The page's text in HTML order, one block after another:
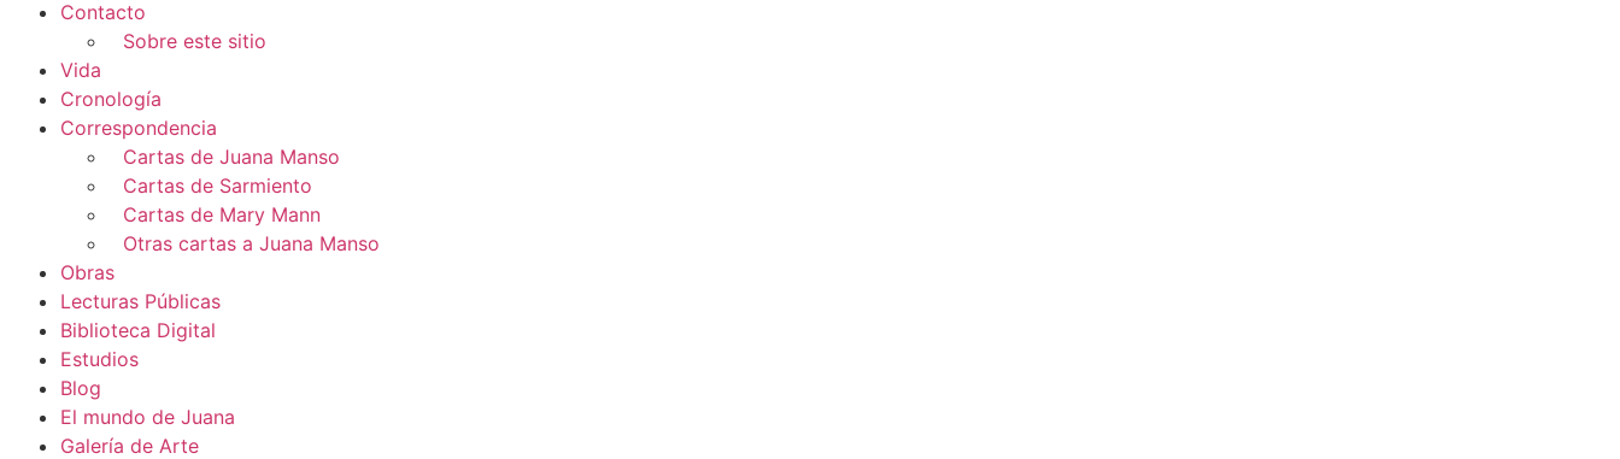
Contacto
Sobre este sitio
Vida
Cronología
Correspondencia
Cartas de Juana Manso
Cartas de Sarmiento
Cartas de Mary Mann
Otras cartas a Juana Manso
Obras
Lecturas Públicas
Biblioteca Digital
Estudios
Blog
El mundo de Juana
Galería de Arte